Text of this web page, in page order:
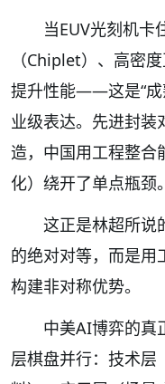
当EUV光刻机卡
（Chiplet）、高密
提升性能——这是“成
业级表达。先进封装
造，中国用工程整合
化）绕开了单点瓶颈。
这正是林超所说
的绝对对等，而是用
构建非对称优势。
中美AI博弈的真
层棋盘并行：技术